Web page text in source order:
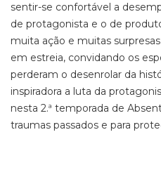
sentir-se confortável a
de protagonista e o de
muita ação e muitas
em estreia, convidando os
perderam o desenrolar da
inspiradora a luta da
nesta 2.ª temporada de
traumas passados e para